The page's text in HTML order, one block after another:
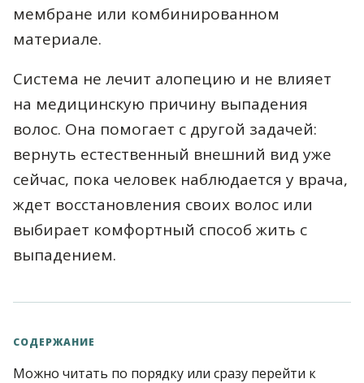
мембране или комбинированном
материале.
Система не лечит алопецию и не влияет
на медицинскую причину выпадения
волос. Она помогает с другой задачей:
вернуть естественный внешний вид уже
сейчас, пока человек наблюдается у врача,
ждет восстановления своих волос или
выбирает комфортный способ жить с
выпадением.
СОДЕРЖАНИЕ
Можно читать по порядку или сразу перейти к